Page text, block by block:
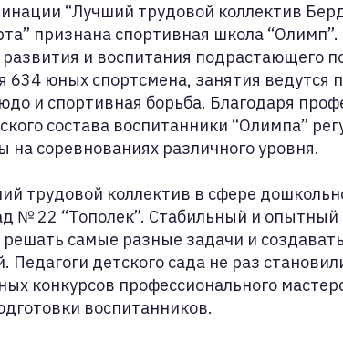
“Лучший трудовой коллектив
признана спортивная школа
и воспитания подрастающего
634 юных спортсмена, занятия ведутся
и спортивная борьба. Благодаря
состава воспитанники “Олимпа”
на соревнованиях различного уровня.
трудовой коллектив в сфере
№ 22 “Тополек”. Стабильный и
решать самые разные задачи и
Педагоги детского сада не раз
конкурсов профессионального
воспитанников.